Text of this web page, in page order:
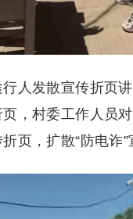
人发散宣传折页
，村委工作人员
页，扩散“防电诈”